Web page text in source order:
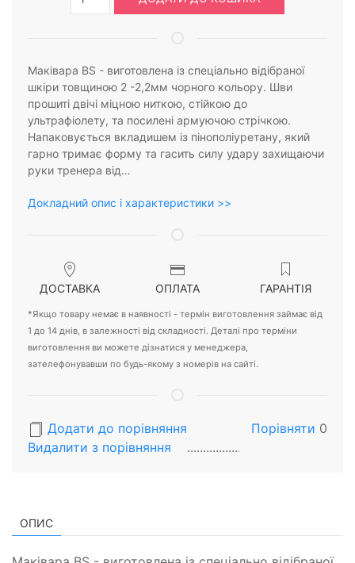
Маківара BS - виготовлена із спеціально відібраної
шкіри товщиною 2 -2,2мм чорного кольору. Шви
прошиті двічі міцною ниткою, стійкою до
ультрафіолету, та посилені армуючою стрічкою.
Напаковується вкладишем із пінополіуретану, який
гарно тримає форму та гасить силу удару захищаючи
руки тренера від…
Докладний опис і характеристики >>
ДОСТАВКА ОПЛАТА ГАРАНТІЯ
*Якщо товару немає в наявності - термін виготовлення займає від
1 до 14 днів, в залежності від складності. Деталі про терміни
виготовлення ви можете дізнатися у менеджера,
зателефонувавши по будь-якому з номерів на сайті.
Додати до порівняння
Видалити з порiвняння
Порівняти 0
ОПИС